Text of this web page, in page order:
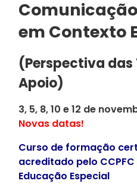
em Contexto
(Perspectiva
Apoio)
3, 5, 8, 10 e 12 de
Novas datas!
Curso de formação
acreditado pelo
Educação Especial